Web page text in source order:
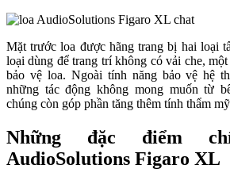
Mặt trước loa được hãng trang bị hai loại
loại dùng để trang trí không có vải che,
bảo vệ loa. Ngoài tính năng bảo vệ hệ
những tác động không mong muốn từ
chúng còn góp phần tăng thêm tính thẩm
Những đặc điểm
AudioSolutions Figaro XL